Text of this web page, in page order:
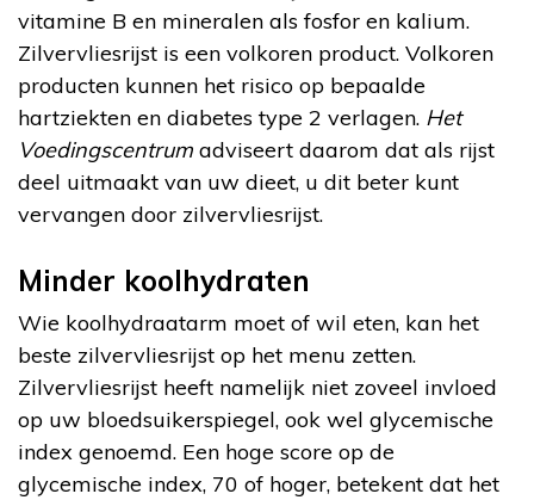
vitamine B en mineralen als fosfor en kalium.
Zilvervliesrijst is een volkoren product. Volkoren
producten kunnen het risico op bepaalde
hartziekten en diabetes type 2 verlagen. Het
Voedingscentrum adviseert daarom dat als rijst
deel uitmaakt van uw dieet, u dit beter kunt
vervangen door zilvervliesrijst.
Minder koolhydraten
Wie koolhydraatarm moet of wil eten, kan het
beste zilvervliesrijst op het menu zetten.
Zilvervliesrijst heeft namelijk niet zoveel invloed
op uw bloedsuikerspiegel, ook wel glycemische
index genoemd. Een hoge score op de
glycemische index, 70 of hoger, betekent dat het